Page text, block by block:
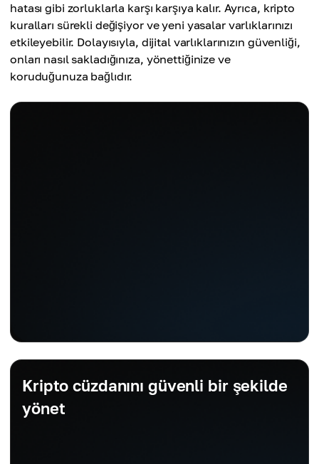
hatası gibi zorluklarla karşı karşıya kalır. Ayrıca, kripto
kuralları sürekli değişiyor ve yeni yasalar varlıklarınızı
etkileyebilir. Dolayısıyla, dijital varlıklarınızın güvenliği,
onları nasıl sakladığınıza, yönettiğinize ve
koruduğunuza bağlıdır.
Kripto cüzdanını güvenli bir şekilde
yönet